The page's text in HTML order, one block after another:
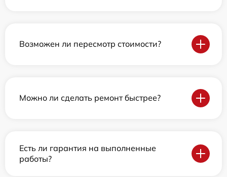
Возможен ли пересмотр стоимости?
Можно ли сделать ремонт быстрее?
Есть ли гарантия на выполненные
работы?